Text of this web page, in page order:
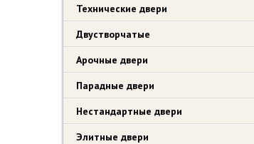
Технические двери
Двустворчатые
Арочные двери
Парадные двери
Нестандартные двери
Элитные двери